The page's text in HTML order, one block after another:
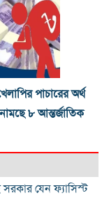
পাচারের অর্থ
নামছে ৮ আন্তর্জাতিক
যেন ফ্যাসিস্ট